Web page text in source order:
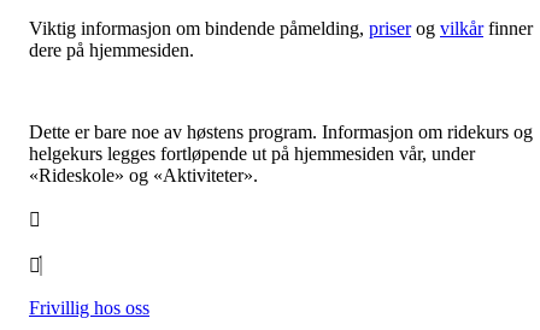
Viktig informasjon om bindende påmelding, priserog vilkårfinner
dere på hjemmesiden.
Dette er bare noe av høstens program. Informasjon om ridekurs og
helgekurs legges fortløpende ut på hjemmesiden vår, under
«Rideskole» og «Aktiviteter».
Frivillig hos oss